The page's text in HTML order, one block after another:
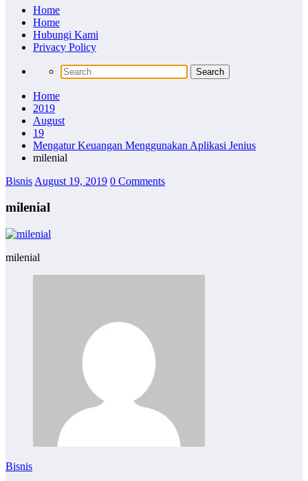
Home
Home
Hubungi Kami
Privacy Policy
Home
2019
August
19
Mengatur Keuangan Menggunakan Aplikasi Jenius
milenial
Bisnis August 19, 2019 0 Comments
milenial
milenial
Bisnis